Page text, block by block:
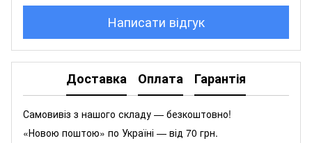
Написати відгук
Доставка Оплата Гарантія
Самовивіз з нашого складу — безкоштовно!
«Новою поштою» по Україні — від 70 грн.